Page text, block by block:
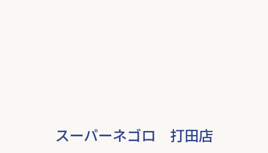
スーパーネゴロ 打田店